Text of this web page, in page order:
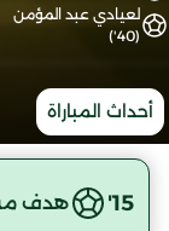
لعيادي عبد المؤمن
(40')
أحداث المباراة
15' هدف من